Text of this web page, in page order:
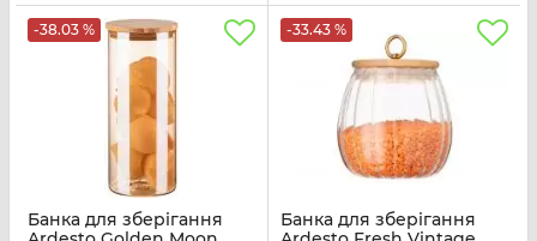
-38.03 %
Банка для зберігання
-33.43 %
Банка для зберігання